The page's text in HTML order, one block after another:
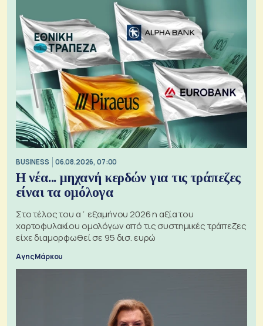
BUSINESS 06.08.2026, 07:00
Η νέα... μηχανή κερδών για τις τράπεζες
είναι τα ομόλογα
Στο τέλος του α΄ εξαμήνου 2026 η αξία του
χαρτοφυλακίου ομολόγων από τις συστημικές τράπεζες
είχε διαμορφωθεί σε 95 δισ. ευρώ
Αγης Μάρκου